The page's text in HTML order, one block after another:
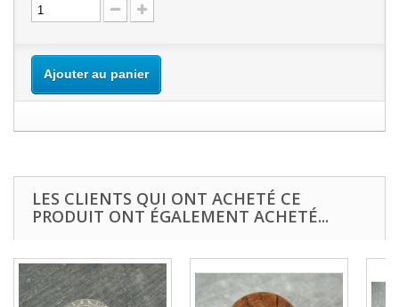
Ajouter au panier
LES CLIENTS QUI ONT ACHETÉ CE
PRODUIT ONT ÉGALEMENT ACHETÉ...